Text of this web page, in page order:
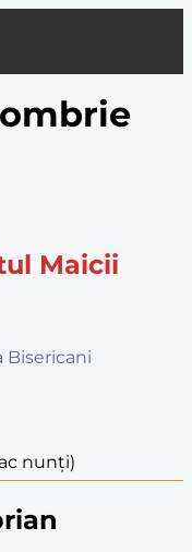
Maicii
Bisericani
nunți)